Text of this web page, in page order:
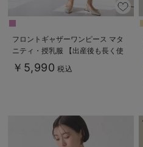
フロントギャザーワンピース マタ
ニティ・授乳服 【出産後も長く使
える】
￥5,990 税込